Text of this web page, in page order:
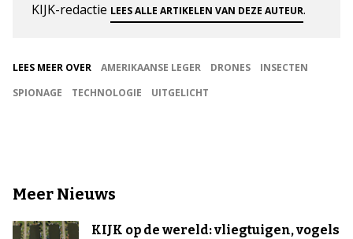
KIJK-redactie LEES ALLE ARTIKELEN VAN DEZE AUTEUR.
LEES MEER OVER AMERIKAANSE LEGER DRONES
INSECTEN
SPIONAGE
TECHNOLOGIE UITGELICHT
Meer Nieuws
KIJK op de wereld: vliegtuigen, vogels